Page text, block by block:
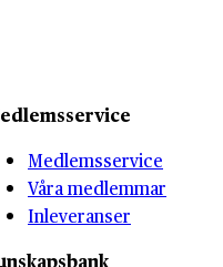
Medlemsservice
Våra medlemmar
Inleveranser